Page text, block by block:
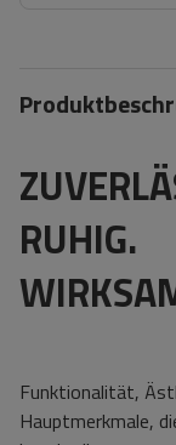
RUHIG.
Funktionalität,
Hauptmerkmale,